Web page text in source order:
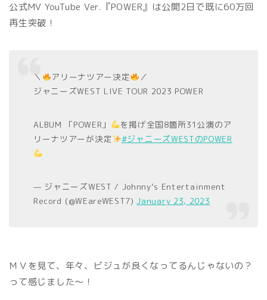
公式MV YouTube Ver.『POWER』は公開2日で既に60万回
再生突破！
＼ アリーナツアー決定
／
ジャニーズWEST LIVE TOUR 2023 POWER
ALBUM 「POWER」
を掲げ全国8箇所31公演のア
リーナツアーが決定
#ジャニーズWESTのPOWER
— ジャニーズWEST / Johnny’s Entertainment
Record (@WEareWEST7)January 23, 2023
ＭＶを見て、年々、ビジュが良くなってるんじゃないの？
って感じました～！